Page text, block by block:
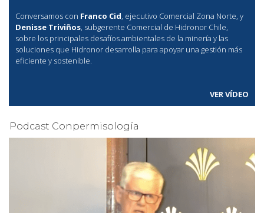
Conversamos con Franco Cid, ejecutivo Comercial Zona Norte, y
Denisse Triviños, subgerente Comercial de Hidronor Chile,
sobre los principales desafíos ambientales de la minería y las
soluciones que Hidronor desarrolla para apoyar una gestión más
eficiente y sostenible.
VER VÍDEO
Podcast Conpermisología